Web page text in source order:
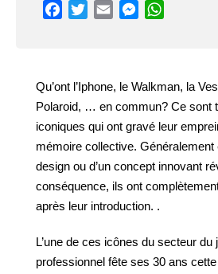
Facebook
TwitterEmail Messenger
Qu’ont l’Iphone, le Walkman, la
Polaroid, … en commun? Ce sont
iconiques qui ont gravé leur
mémoire collective. Généralement
design ou d’un concept innovant
conséquence, ils ont
après leur introduction. .
L’une de ces icônes du secteur du
professionnel fête ses 30 ans cette